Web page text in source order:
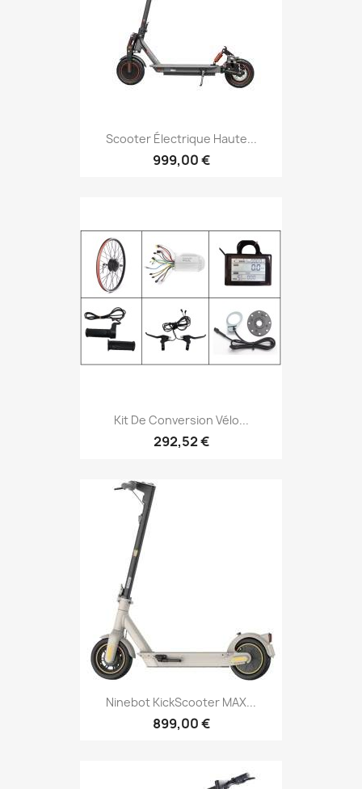
Scooter Électrique Haute...
999,00 €
Kit De Conversion Vélo...
292,52 €
Ninebot KickScooter MAX...
899,00 €